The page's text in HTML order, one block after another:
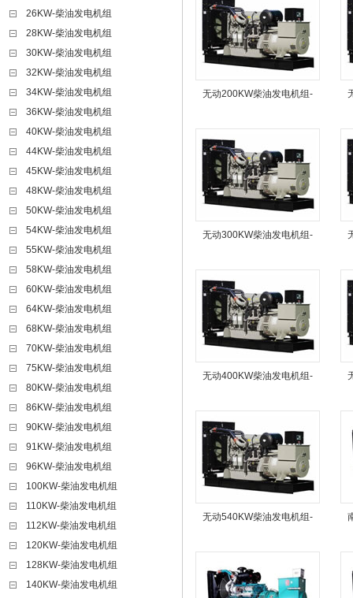
26KW-柴油发电机组
28KW-柴油发电机组
30KW-柴油发电机组
32KW-柴油发电机组
34KW-柴油发电机组
36KW-柴油发电机组
40KW-柴油发电机组
44KW-柴油发电机组
45KW-柴油发电机组
48KW-柴油发电机组
50KW-柴油发电机组
54KW-柴油发电机组
55KW-柴油发电机组
58KW-柴油发电机组
60KW-柴油发电机组
64KW-柴油发电机组
68KW-柴油发电机组
70KW-柴油发电机组
75KW-柴油发电机组
80KW-柴油发电机组
86KW-柴油发电机组
90KW-柴油发电机组
91KW-柴油发电机组
96KW-柴油发电机组
100KW-柴油发电机组
110KW-柴油发电机组
112KW-柴油发电机组
120KW-柴油发电机组
128KW-柴油发电机组
140KW-柴油发电机组
无动200KW柴油发电机组-
无动300KW柴油发电机组-
无动400KW柴油发电机组-
无动540KW柴油发电机组-